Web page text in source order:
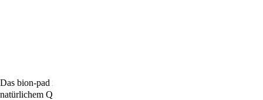
Das bion-pad ist die perfekte Symbiose aus Technologie und
natürlichem Quarzkristall, unverfälscht und rein wie die Natur selbst –